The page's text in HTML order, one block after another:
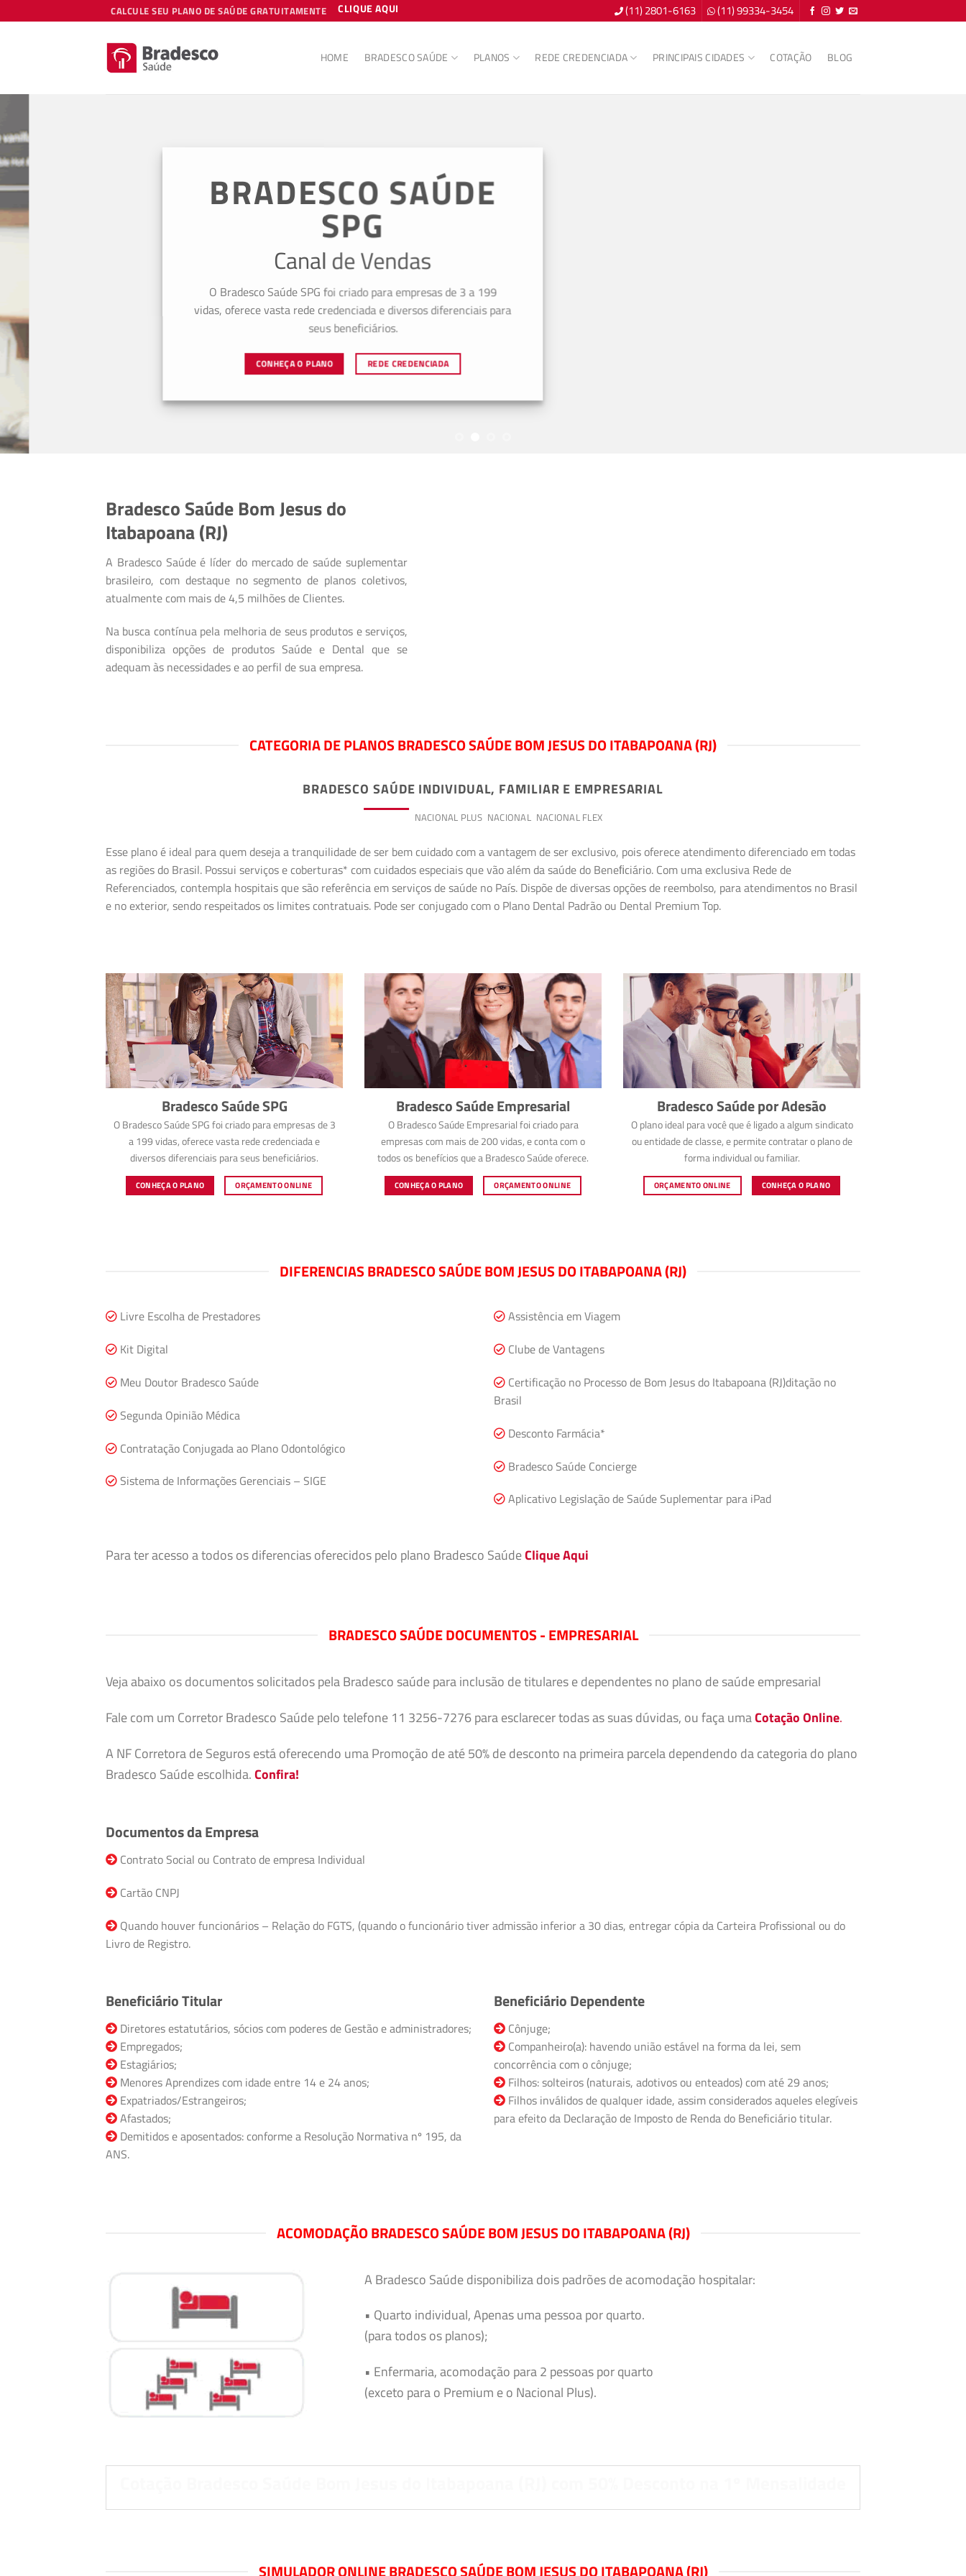
to
CALCULE SEU PLANO DE SAÚDE GRATUITAMENTE CLIQUE AQUI (11) 2801-6163 (11) 99334-3454
HOME BRADESCO SAÚDE PLANOS REDE CREDENCIADA PRINCIPAIS CIDADES COTAÇÃO BLOG
BRADESCO SAÚDE
SPG
Canal de Vendas
O Bradesco Saúde SPG foi criado para empresas de 3 a 199
vidas, oferece vasta rede credenciada e diversos diferenciais para
seus beneficiários.
CONHEÇA O PLANO REDE CREDENCIADA
Bradesco Saúde Bom Jesus do
Itabapoana (RJ)
A Bradesco Saúde é líder do mercado de saúde suplementar
brasileiro, com destaque no segmento de planos coletivos,
atualmente com mais de 4,5 milhões de Clientes.
Na busca contínua pela melhoria de seus produtos e serviços,
disponibiliza opções de produtos Saúde e Dental que se
adequam às necessidades e ao perfil de sua empresa.
CATEGORIA DE PLANOS BRADESCO SAÚDE BOM JESUS DO ITABAPOANA (RJ)
BRADESCO SAÚDE INDIVIDUAL, FAMILIAR E EMPRESARIAL
NACIONAL PLUS NACIONAL NACIONAL FLEX
Esse plano é ideal para quem deseja a tranquilidade de ser bem cuidado com a vantagem de ser exclusivo, pois oferece atendimento diferenciado em todas
as regiões do Brasil. Possui serviços e coberturas* com cuidados especiais que vão além da saúde do Beneﬁciário. Com uma exclusiva Rede de
Referenciados, contempla hospitais que são referência em serviços de saúde no País. Dispõe de diversas opções de reembolso, para atendimentos no Brasil
e no exterior, sendo respeitados os limites contratuais. Pode ser conjugado com o Plano Dental Padrão ou Dental Premium Top.
Bradesco Saúde SPG
O Bradesco Saúde SPG foi criado para empresas de 3
a 199 vidas, oferece vasta rede credenciada e
diversos diferenciais para seus beneficiários.
CONHEÇA O PLANO ORÇAMENTO ONLINE
Bradesco Saúde Empresarial
O Bradesco Saúde Empresarial foi criado para
empresas com mais de 200 vidas, e conta com o
todos os benefícios que a Bradesco Saúde oferece.
CONHEÇA O PLANO ORÇAMENTO ONLINE
Bradesco Saúde por Adesão
O plano ideal para você que é ligado a algum sindicato
ou entidade de classe, e permite contratar o plano de
forma individual ou familiar.
ORÇAMENTO ONLINE CONHEÇA O PLANO
DIFERENCIAS BRADESCO SAÚDE BOM JESUS DO ITABAPOANA (RJ)
Livre Escolha de Prestadores
Kit Digital
Meu Doutor Bradesco Saúde
Segunda Opinião Médica
Contratação Conjugada ao Plano Odontológico
Sistema de Informações Gerenciais – SIGE
Assistência em Viagem
Clube de Vantagens
Certificação no Processo de Bom Jesus do Itabapoana (RJ)ditação no
Brasil
Desconto Farmácia*
Bradesco Saúde Concierge
Aplicativo Legislação de Saúde Suplementar para iPad
Para ter acesso a todos os diferencias oferecidos pelo plano Bradesco SaúdeClique Aqui
BRADESCO SAÚDE DOCUMENTOS - EMPRESARIAL
Veja abaixo os documentos solicitados pela Bradesco saúde para inclusão de titulares e dependentes no plano de saúde empresarial
Fale com um Corretor Bradesco Saúde pelo telefone 11 3256-7276 para esclarecer todas as suas dúvidas, ou faça umaCotação Online.
A NF Corretora de Seguros está oferecendo uma Promoção de até 50% de desconto na primeira parcela dependendo da categoria do plano
Bradesco Saúde escolhida.Confira!
Documentos da Empresa
Contrato Social ou Contrato de empresa Individual
Cartão CNPJ
Quando houver funcionários – Relação do FGTS, (quando o funcionário tiver admissão inferior a 30 dias, entregar cópia da Carteira Profissional ou do
Livro de Registro.
Beneficiário Titular
Diretores estatutários, sócios com poderes de Gestão e administradores;
Empregados;
Estagiários;
Menores Aprendizes com idade entre 14 e 24 anos;
Expatriados/Estrangeiros;
Afastados;
Demitidos e aposentados: conforme a Resolução Normativa nº 195, da
ANS.
Beneficiário Dependente
Cônjuge;
Companheiro(a): havendo união estável na forma da lei, sem
concorrência com o cônjuge;
Filhos: solteiros (naturais, adotivos ou enteados) com até 29 anos;
Filhos inválidos de qualquer idade, assim considerados aqueles elegíveis
para efeito da Declaração de Imposto de Renda do Beneficiário titular.
ACOMODAÇÃO BRADESCO SAÚDE BOM JESUS DO ITABAPOANA (RJ)
A Bradesco Saúde disponibiliza dois padrões de acomodação hospitalar:
• Quarto individual, Apenas uma pessoa por quarto.
(para todos os planos);
• Enfermaria, acomodação para 2 pessoas por quarto
(exceto para o Premium e o Nacional Plus).
SIMULADOR ONLINE BRADESCO SAÚDE BOM JESUS DO ITABAPOANA (RJ)